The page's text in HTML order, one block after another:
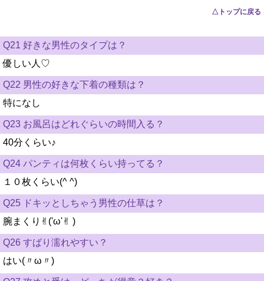
△トップに戻る
Q21 好きな男性のタイプは？
優しい人♡
Q22 男性の好きな下着の種類は？
特になし
Q23 お風呂はどれぐらいの時間入る？
40分くらい♪
Q24 パンティは何枚くらい持ってる？
１０枚くらい(^ ^)
Q25 ドキッとしちゃう男性の仕草は？
腕まくり✌︎('ω'✌︎ )
Q26 すばり濡れやすい？
はい(〃ω〃)